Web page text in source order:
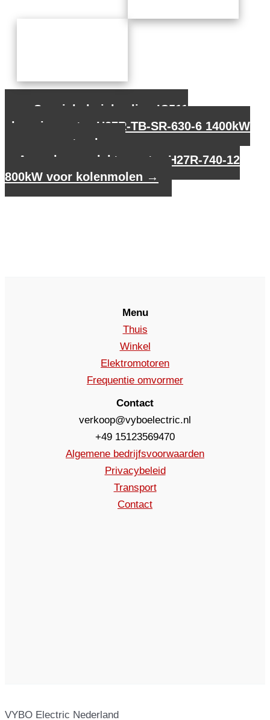
Speciale buiskoeling IC511
sleepringmotor H27R-TB-SR-630-6 1400kW
voor cementmolen
Asynchrone elektromotor H27R-740-12
800kW voor kolenmolen →
Menu
Thuis
Winkel
Elektromotoren
Frequentie omvormer
Contact
verkoop@vyboelectric.nl
+49 15123569470
Algemene bedrijfsvoorwaarden
Privacybeleid
Transport
Contact
VYBO Electric Nederland